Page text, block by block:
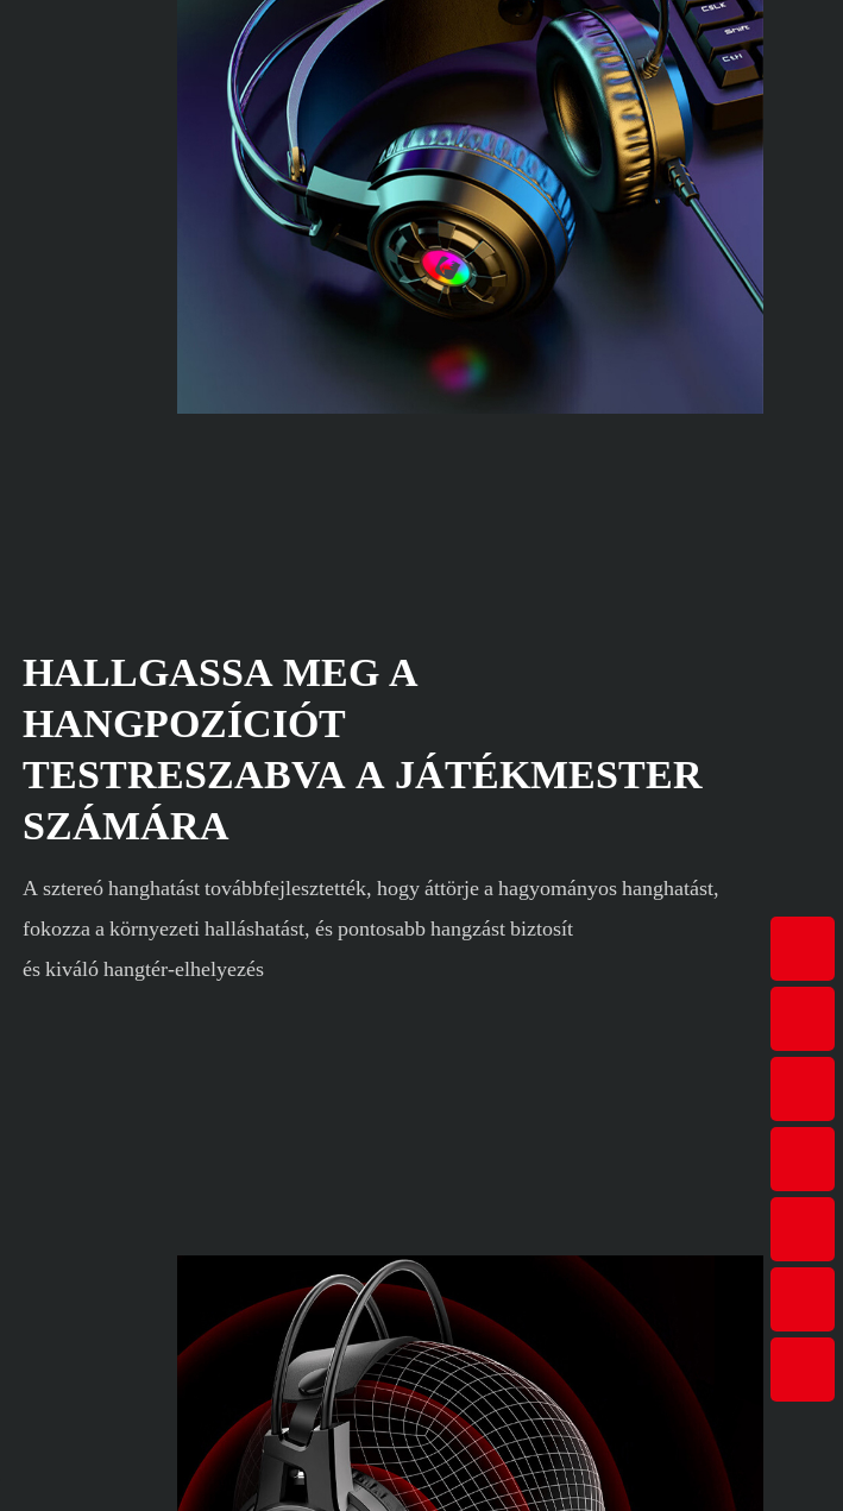
HALLGASSA MEG A
HANGPOZÍCIÓT
TESTRESZABVA A JÁTÉKMESTER
SZÁMÁRA
A sztereó hanghatást továbbfejlesztették, hogy áttörje a hagyományos hanghatást,
fokozza a környezeti halláshatást, és pontosabb hangzást biztosít
és kiváló hangtér-elhelyezés